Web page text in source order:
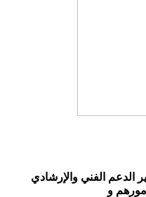
الفني والإرشادي
أمورهم و